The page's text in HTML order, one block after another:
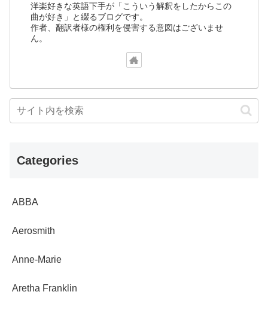
洋楽好きな英語下手が「こういう解釈をしたからこの
曲が好き」と綴るブログです。
作者、翻訳者様の権利を侵害する意図はございませ
ん。
Categories
ABBA
Aerosmith
Anne-Marie
Aretha Franklin